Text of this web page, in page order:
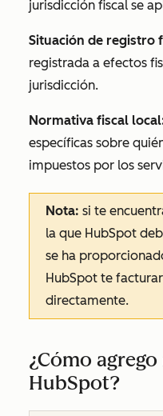
jurisdicción fiscal se
Situación de registro
registrada a efectos
jurisdicción.
Normativa fiscal
específicas sobre
impuestos por los
Nota: si te
la que HubSpot
se ha
HubSpot te
directamente.
¿Cómo
HubSpot?